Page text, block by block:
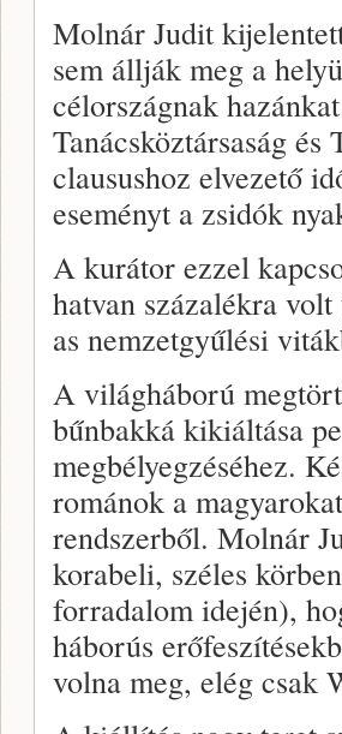
Molnár Judit
sem állják meg a
célországnak
Tanácsköztársaság
clausushoz elvezető
eseményt a zsidók
A kurátor ezzel
hatvan százalékra
as nemzetgyűlési
A világháború
bűnbakká kikiáltása
megbélyegzéséhez.
románok a
rendszerből. Molnár
korabeli, széles
forradalom idején),
háborús
volna meg, elég csak